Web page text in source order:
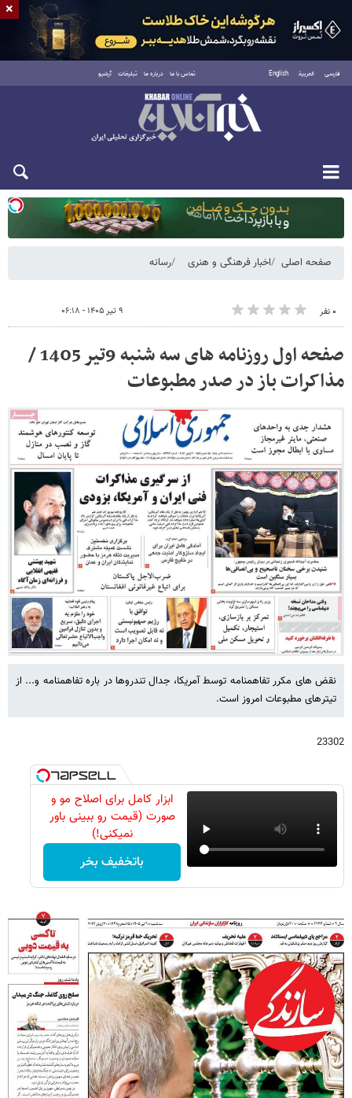
فارسی العربية English تماس با ما درباره ما تبلیغات آرشیو
دوشنبه ۱۹ مرداد ۱۴۰۵
صفحه اصلی اخبار فرهنگی و هنری رسانه
۰ نفر ۹ تیر ۱۴۰۵ - ۰۶:۱۸
صفحه اول روزنامه های سه شنبه 9تیر 1405 /
مذاکرات باز در صدر مطبوعات
نقض های مکرر تفاهمنامه توسط آمریکا، جدال تندروها در باره تفاهمنامه و... از
تیترهای مطبوعات امروز است.
23302
ابزار کامل برای اصلاح مو و
صورت (قیمت رو ببینی باور
نمیکنی!)
باتخفیف بخر
×